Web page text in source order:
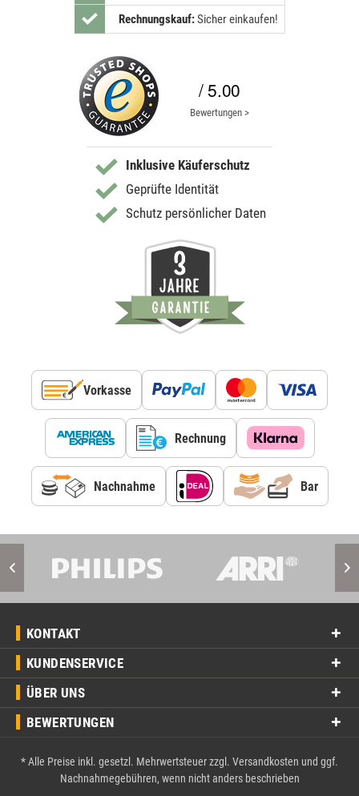
Rechnungskauf:Sicher einkaufen!
/ 5.00
Bewertungen >
Inklusive Käuferschutz
Geprüfte Identität
Schutz persönlicher Daten
Vorkasse
Rechnung
Nachnahme Bar
KONTAKT
KUNDENSERVICE
ÜBER UNS
BEWERTUNGEN
* Alle Preise inkl. gesetzl. Mehrwertsteuer zzgl. Versandkosten und ggf.
Nachnahmegebühren, wenn nicht anders beschrieben